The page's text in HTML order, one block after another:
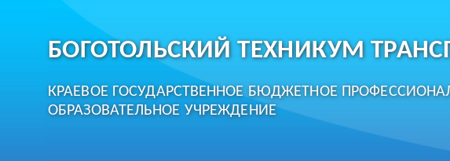
БОГОТОЛЬСКИЙ ТЕХНИКУМ
КРАЕВОЕ ГОСУДАРСТВЕННОЕ БЮДЖЕТНОЕ
ОБРАЗОВАТЕЛЬНОЕ УЧРЕЖДЕНИЕ